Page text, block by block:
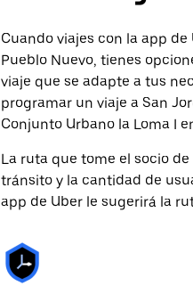
Cuando viajes con la app
Pueblo Nuevo, tienes
viaje que se adapte a tus
programar un viaje a San
Conjunto Urbano la Loma I
La ruta que tome el socio
tránsito y la cantidad de
app de Uber le sugerirá la